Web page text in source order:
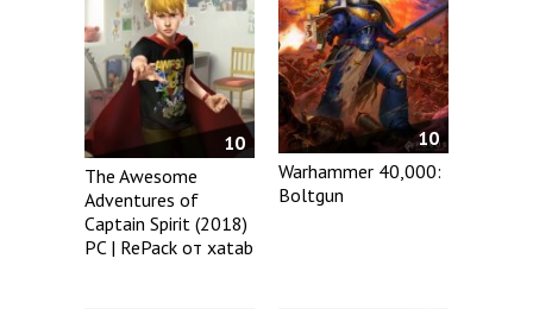
10
The Awesome
Adventures of
Captain Spirit (2018)
PC | RePack от xatab
10
Warhammer 40,000:
Boltgun